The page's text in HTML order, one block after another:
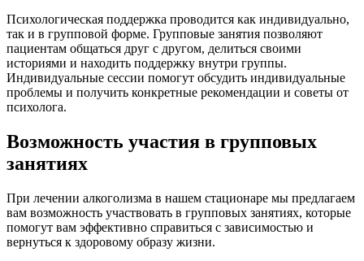
Психологическая поддержка проводится как индивидуально,
так и в групповой форме. Групповые занятия позволяют
пациентам общаться друг с другом, делиться своими
историями и находить поддержку внутри группы.
Индивидуальные сессии помогут обсудить индивидуальные
проблемы и получить конкретные рекомендации и советы от
психолога.
Возможность участия в групповых
занятиях
При лечении алкоголизма в нашем стационаре мы предлагаем
вам возможность участвовать в групповых занятиях, которые
помогут вам эффективно справиться с зависимостью и
вернуться к здоровому образу жизни.